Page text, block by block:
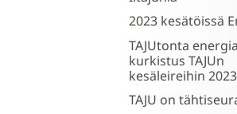
2023 kesätöissä
TAJUtonta
kurkistus TAJUn
kesäleireihin 2023
TAJU on